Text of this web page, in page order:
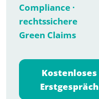
Compliance ·
rechtssichere
Green Claims
Kostenloses
Erstgespräch